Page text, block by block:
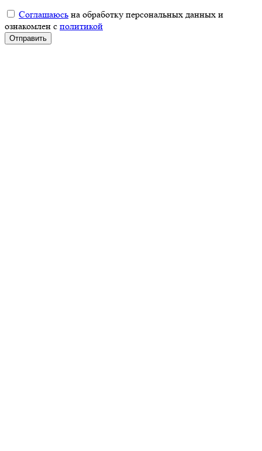
Соглашаюсь на обработку персональных данных и
ознакомлен с политикой